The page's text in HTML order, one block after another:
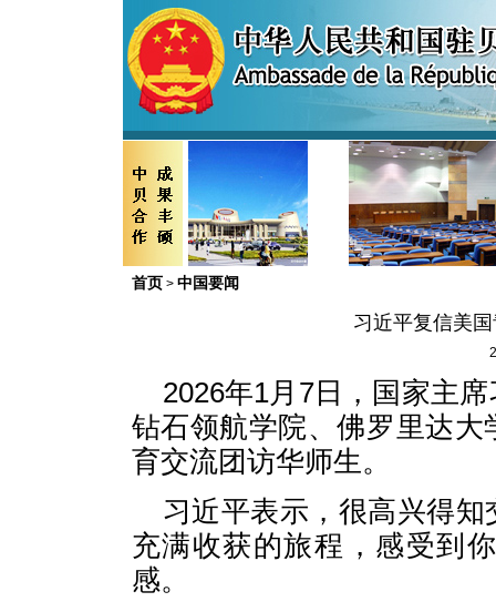
首页 > 中国要闻
习近平复信美
2026年1月7日，国家主
钻石领航学院、佛罗里达
育交流团访华师生。
习近平表示，很高兴得
充满收获的旅程，感受到
感。